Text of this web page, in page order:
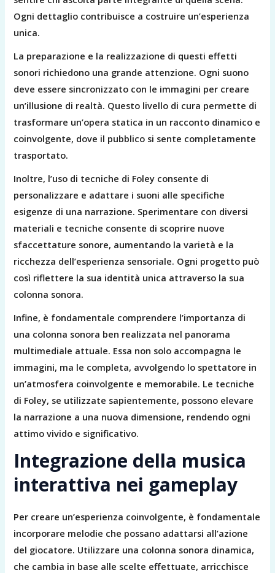
Ogni dettaglio contribuisce a costruire un’esperienza
unica.
La preparazione e la realizzazione di questi effetti
sonori richiedono una grande attenzione. Ogni suono
deve essere sincronizzato con le immagini per creare
un’illusione di realtà. Questo livello di cura permette di
trasformare un’opera statica in un racconto dinamico e
coinvolgente, dove il pubblico si sente completamente
trasportato.
Inoltre, l’uso di tecniche di Foley consente di
personalizzare e adattare i suoni alle specifiche
esigenze di una narrazione. Sperimentare con diversi
materiali e tecniche consente di scoprire nuove
sfaccettature sonore, aumentando la varietà e la
ricchezza dell’esperienza sensoriale. Ogni progetto può
così riflettere la sua identità unica attraverso la sua
colonna sonora.
Infine, è fondamentale comprendere l’importanza di
una colonna sonora ben realizzata nel panorama
multimediale attuale. Essa non solo accompagna le
immagini, ma le completa, avvolgendo lo spettatore in
un’atmosfera coinvolgente e memorabile. Le tecniche
di Foley, se utilizzate sapientemente, possono elevare
la narrazione a una nuova dimensione, rendendo ogni
attimo vivido e significativo.
Integrazione della musica
interattiva nei gameplay
Per creare un’esperienza coinvolgente, è fondamentale
incorporare melodie che possano adattarsi all’azione
del giocatore. Utilizzare una colonna sonora dinamica,
che cambia in base alle scelte effettuate, arricchisce